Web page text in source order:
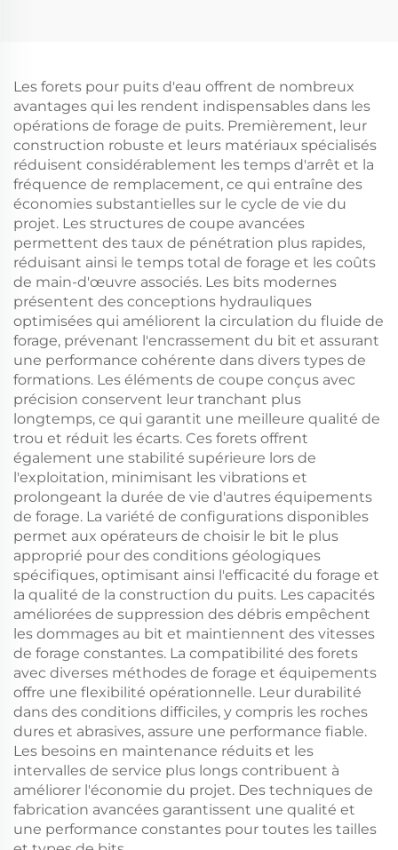
Les forets pour puits d'eau offrent de nombreux
avantages qui les rendent indispensables dans les
opérations de forage de puits. Premièrement, leur
construction robuste et leurs matériaux spécialisés
réduisent considérablement les temps d'arrêt et la
fréquence de remplacement, ce qui entraîne des
économies substantielles sur le cycle de vie du
projet. Les structures de coupe avancées
permettent des taux de pénétration plus rapides,
réduisant ainsi le temps total de forage et les coûts
de main-d'œuvre associés. Les bits modernes
présentent des conceptions hydrauliques
optimisées qui améliorent la circulation du fluide de
forage, prévenant l'encrassement du bit et assurant
une performance cohérente dans divers types de
formations. Les éléments de coupe conçus avec
précision conservent leur tranchant plus
longtemps, ce qui garantit une meilleure qualité de
trou et réduit les écarts. Ces forets offrent
également une stabilité supérieure lors de
l'exploitation, minimisant les vibrations et
prolongeant la durée de vie d'autres équipements
de forage. La variété de configurations disponibles
permet aux opérateurs de choisir le bit le plus
approprié pour des conditions géologiques
spécifiques, optimisant ainsi l'efficacité du forage et
la qualité de la construction du puits. Les capacités
améliorées de suppression des débris empêchent
les dommages au bit et maintiennent des vitesses
de forage constantes. La compatibilité des forets
avec diverses méthodes de forage et équipements
offre une flexibilité opérationnelle. Leur durabilité
dans des conditions difficiles, y compris les roches
dures et abrasives, assure une performance fiable.
Les besoins en maintenance réduits et les
intervalles de service plus longs contribuent à
améliorer l'économie du projet. Des techniques de
fabrication avancées garantissent une qualité et
une performance constantes pour toutes les tailles